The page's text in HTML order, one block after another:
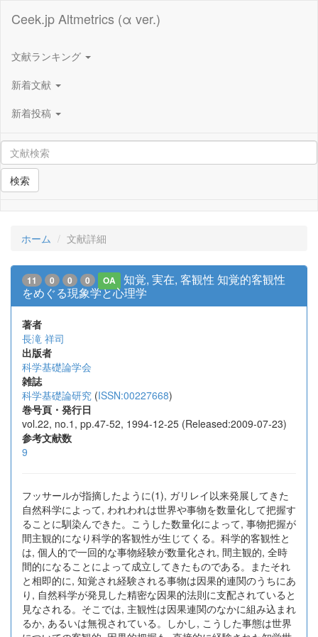
Ceek.jp Altmetrics (α ver.)
文献ランキング
新着文献
新着投稿
検索
ホーム 文献詳細
11 0 0 0 OA
知覚, 実在, 客観性 知覚的客観性
をめぐる現象学と心理学
著者
長滝 祥司
出版者
科学基礎論学会
雑誌
科学基礎論研究 (ISSN:00227668)
巻号頁・発行日
vol.22, no.1, pp.47-52, 1994-12-25 (Released:2009-07-23)
参考文献数
9
フッサールが指摘したように(1), ガリレイ以来発展してきた
自然科学によって, われわれは世界や事物を数量化して把握す
ることに馴染んできた。こうした数量化によって, 事物把握が
間主観的になり科学的客観性が生じてくる。科学的客観性と
は, 個人的で一回的な事物経験が数量化され, 間主観的, 全時
間的になることによって成立してきたものである。またそれ
と相即的に, 知覚され経験される事物は因果的連関のうちにあ
り, 自然科学が発見した精密な因果的法則に支配されていると
見なされる。そこでは, 主観性は因果連関のなかに組み込まれ
るか, あるいは無視されている。しかし, こうした事態は世界